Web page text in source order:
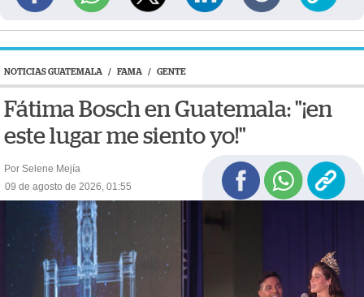
NOTICIAS GUATEMALA / FAMA / GENTE
Fátima Bosch en Guatemala: "¡en
este lugar me siento yo!"
Por Selene Mejía
09 de agosto de 2026, 01:55